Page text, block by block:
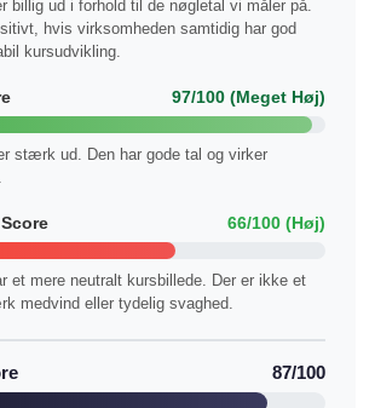
billig ud i forhold til de nøgletal vi måler på.
hvis virksomheden samtidig har god
kursudvikling.
97/100 (Meget Høj)
stærk ud. Den har gode tal og virker
66/100 (Høj)
et mere neutralt kursbillede. Der er ikke et
medvind eller tydelig svaghed.
87/100